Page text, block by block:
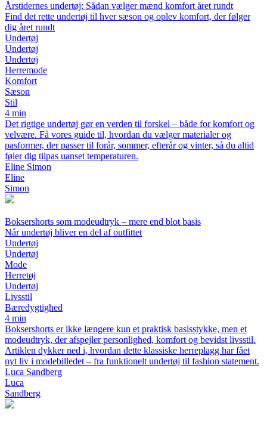
Årstidernes undertøj: Sådan vælger mænd komfort året rundt
Find det rette undertøj til hver sæson og oplev komfort, der følger
dig året rundt
Undertøj
Undertøj
Undertøj
Herremode
Komfort
Sæson
Stil
4 min
Det rigtige undertøj gør en verden til forskel – både for komfort og
velvære. Få vores guide til, hvordan du vælger materialer og
pasformer, der passer til forår, sommer, efterår og vinter, så du altid
føler dig tilpas uanset temperaturen.
Eline Simon
Eline
Simon
Boksershorts som modeudtryk – mere end blot basis
Når undertøj bliver en del af outfittet
Undertøj
Undertøj
Mode
Herretøj
Undertøj
Livsstil
Bæredygtighed
4 min
Boksershorts er ikke længere kun et praktisk basisstykke, men et
modeudtryk, der afspejler personlighed, komfort og bevidst livsstil.
Artiklen dykker ned i, hvordan dette klassiske herreplagg har fået
nyt liv i modebilledet – fra funktionelt undertøj til fashion statement.
Luca Sandberg
Luca
Sandberg